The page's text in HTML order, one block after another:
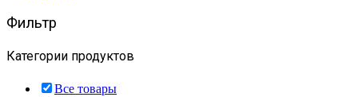
Фильтр
Категории продуктов
Все товары